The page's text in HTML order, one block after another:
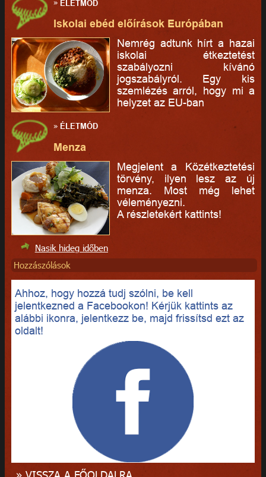
» ÉLETMÓD
Iskolai ebéd előírások Európában
Nemrég adtunk hírt a hazai
iskolai étkeztetést
szabályozni kívánó
jogszabályról. Egy kis
szemlézés arról, hogy mi a
helyzet az EU-ban
» ÉLETMÓD
Menza
Megjelent a Közétkeztetési
törvény, ilyen lesz az új
menza. Most még lehet
véleményezni.
A részletekért kattints!
Nasik hideg időben
Hozzászólások
Ahhoz, hogy hozzá tudj szólni, be kell
jelentkezned a Facebookon! Kérjük kattints az
alábbi ikonra, jelentkezz be, majd frissítsd ezt az
oldalt!
» VISSZA A FŐOLDALRA